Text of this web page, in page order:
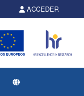
ACCEDER